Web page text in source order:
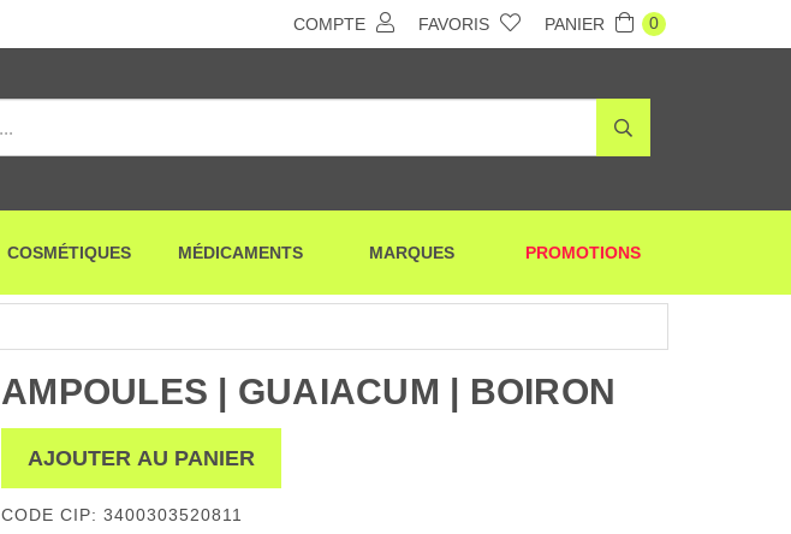
COMPTE FAVORIS PANIER 0
COSMÉTIQUES MÉDICAMENTS MARQUES PROMOTIONS
AMPOULES | GUAIACUM | BOIRON
AJOUTER AU PANIER
CODE CIP: 3400303520811